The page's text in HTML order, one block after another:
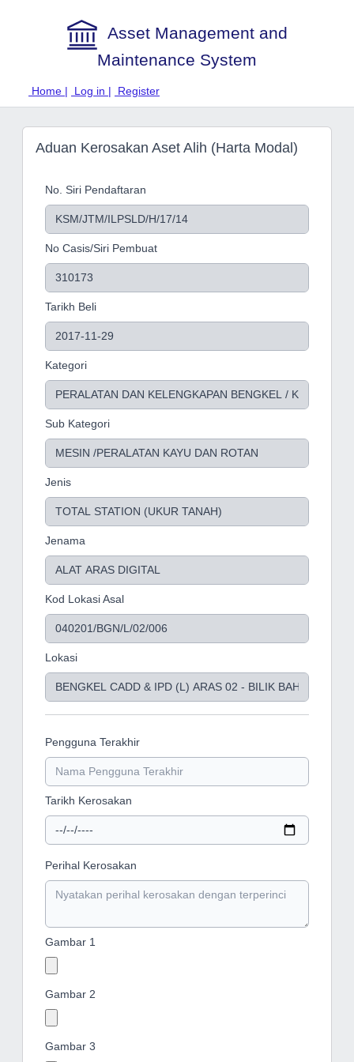
Asset Management and
Maintenance System
Home | Log in | Register
Aduan Kerosakan Aset Alih (Harta Modal)
No. Siri Pendaftaran
No Casis/Siri Pembuat
Tarikh Beli
Kategori
Sub Kategori
Jenis
Jenama
Kod Lokasi Asal
Lokasi
Pengguna Terakhir
Tarikh Kerosakan
Perihal Kerosakan
Gambar 1
Gambar 2
Gambar 3